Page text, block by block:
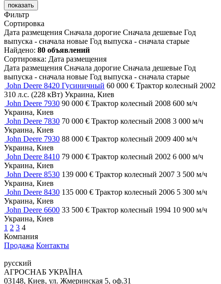
показать
Фильтр
Сортировка
Дата размещения Сначала дорогие Сначала дешевые Год
выпуска - сначала новые Год выпуска - сначала старые
Найдено: 80 объявлений
Сортировка: Дата размещения
Дата размещения Сначала дорогие Сначала дешевые Год
выпуска - сначала новые Год выпуска - сначала старые
John Deere 8420 Гусиничный 60 000 € Трактор колесный 2002
310 л.с. (228 кВт) Украина, Киев
John Deere 7930 90 000 € Трактор колесный 2008 600 м/ч
Украина, Киев
John Deere 7830 70 000 € Трактор колесный 2008 3 000 м/ч
Украина, Киев
John Deere 7930 88 000 € Трактор колесный 2009 400 м/ч
Украина, Киев
John Deere 8410 79 000 € Трактор колесный 2002 6 000 м/ч
Украина, Киев
John Deere 8530 139 000 € Трактор колесный 2007 3 500 м/ч
Украина, Киев
John Deere 8430 135 000 € Трактор колесный 2006 5 300 м/ч
Украина, Киев
John Deere 6600 33 500 € Трактор колесный 1994 10 900 м/ч
Украина, Киев
1 2 3 4
Компания
Продажа Контакты
русский
АГРОСНАБ УКРАЇНА
03148, Киев, ул. Жмеринская 5, оф.31